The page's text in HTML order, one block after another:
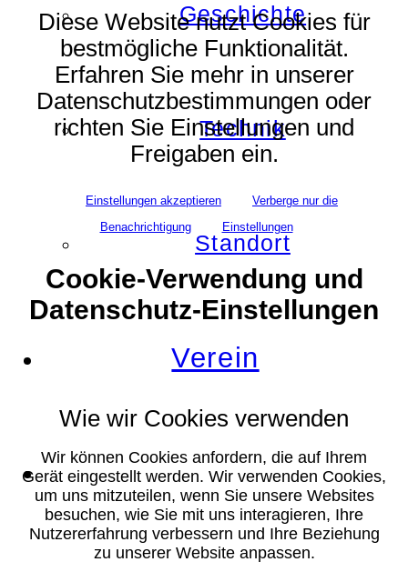
Geschichte
Technik
Standort
Verein
Suche
Diese Website nutzt Cookies für
bestmögliche Funktionalität.
Erfahren Sie mehr in unserer
Datenschutzbestimmungen oder
richten Sie Einstellungen und
Freigaben ein.
Einstellungen akzeptieren
Verberge nur die
Benachrichtigung
Einstellungen
Cookie-Verwendung und
Datenschutz-Einstellungen
Wie wir Cookies verwenden
Wir können Cookies anfordern, die auf Ihrem
Gerät eingestellt werden. Wir verwenden Cookies,
um uns mitzuteilen, wenn Sie unsere Websites
besuchen, wie Sie mit uns interagieren, Ihre
Nutzererfahrung verbessern und Ihre Beziehung
zu unserer Website anpassen.